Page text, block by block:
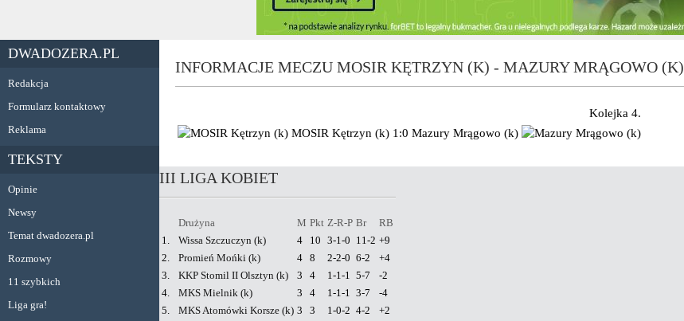
DWADOZERA.PL
Redakcja
Formularz kontaktowy
Reklama
TEKSTY
Opinie
Newsy
Temat dwadozera.pl
Rozmowy
11 szybkich
Liga gra!
INFORMACJE MECZU MOSIR KĘTRZYN (K) - MAZURY MRĄGOWO (K)
Kolejka 4.
MOSIR Kętrzyn (k) 1:0 Mazury Mrągowo (k)
III LIGA KOBIET
Drużyna M Pkt Z-R-P Br
RB
1.
Wissa Szczuczyn (k) 4 10 3-1-0 11-2 +9
2.
Promień Mońki (k) 4 8 2-2-0 6-2
+4
3.
KKP Stomil II Olsztyn (k) 3 4 1-1-1 5-7
-2
4.
MKS Mielnik (k) 3 4 1-1-1 3-7
-4
5.
MKS Atomówki Korsze (k) 3 3 1-0-2 4-2
+2